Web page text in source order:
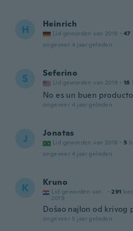
H Heinrich
Lid geworden van 2019 · 47
ongeveer 4 jaar geleden
S Seferino
Lid geworden van 2019 · 18
No es un buen producto
ongeveer 4 jaar geleden
J Jonatas
Lid geworden van 2018 · 5
ongeveer 4 jaar geleden
K Kruno
Lid geworden van
2019
· 291
Došao najlon od krivog
ongeveer 5 jaar geleden